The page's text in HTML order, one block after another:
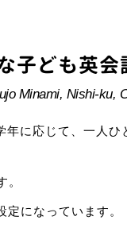
子ども英会
Minami, Nishi-ku,
に応じて、一人ひ
。
になっています。